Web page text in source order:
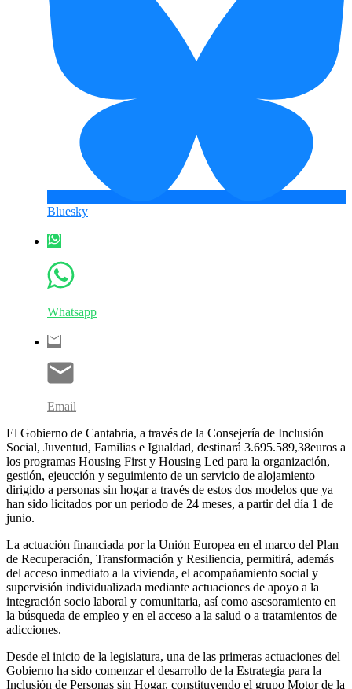
Bluesky
Whatsapp
Email
El Gobierno de Cantabria, a través de la Consejería de Inclusión
Social, Juventud, Familias e Igualdad, destinará 3.695.589,38euros a
los programas Housing First y Housing Led para la organización,
gestión, ejeucción y seguimiento de un servicio de alojamiento
dirigido a personas sin hogar a través de estos dos modelos que ya
han sido licitados por un periodo de 24 meses, a partir del día 1 de
junio.
La actuación financiada por la Unión Europea en el marco del Plan
de Recuperación, Transformación y Resiliencia, permitirá, además
del acceso inmediato a la vivienda, el acompañamiento social y
supervisión individualizada mediante actuaciones de apoyo a la
integración socio laboral y comunitaria, así como asesoramiento en
la búsqueda de empleo y en el acceso a la salud o a tratamientos de
adicciones.
Desde el inicio de la legislatura, una de las primeras actuaciones del
Gobierno ha sido comenzar el desarrollo de la Estrategia para la
Inclusión de Personas sin Hogar, constituyendo el grupo Motor de la